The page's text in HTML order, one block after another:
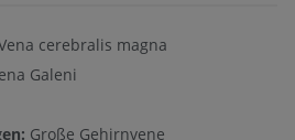
cerebralis magna
Galeni
Große Gehirnvene